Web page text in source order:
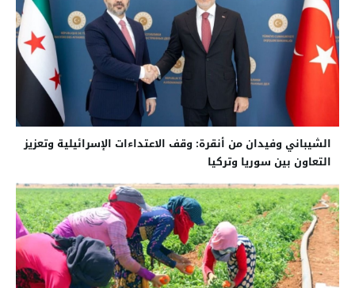
الشيباني وفيدان من أنقرة: وقف الاعتداءات الإسرائيلية وتعزيز
التعاون بين سوريا وتركيا